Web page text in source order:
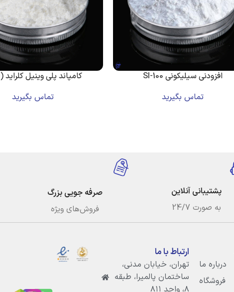
افزودنی سیلیکونی SI-100
تماس بگیرید
کامپاند پلی وینیل کلراید (pvc)
تماس بگیرید
پشتیبانی آنلاین
به صورت 24/7
صرفه جویی بزرگ
فروش‌های ویژه
درباره ما
فروشگاه
ارتباط با ما
تهران، خيابان مدنى،
ساختمان پالميرا، طبقه
۸، واحد ۸۱۱